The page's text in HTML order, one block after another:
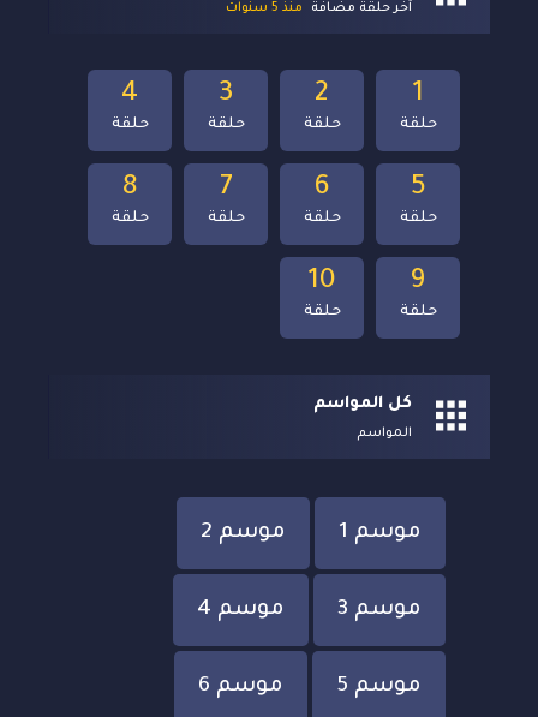
آخر حلقة مضافة منذ 5 سنوات
10
حلقة
9
حلقة
8
حلقة
7
حلقة
6
حلقة
5
حلقة
4
حلقة
3
حلقة
2
حلقة
1
حلقة
كل المواسم
المواسم
موسم 1 موسم 2
موسم 3 موسم 4
موسم 5 موسم 6